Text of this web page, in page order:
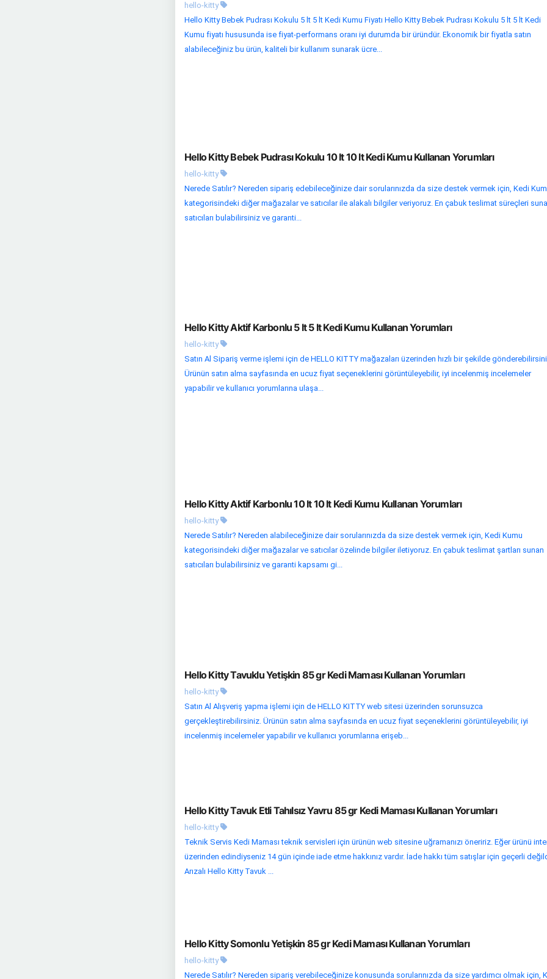
hello-kitty
Hello Kitty Bebek Pudrası Kokulu 5 lt 5 lt Kedi Kumu Fiyatı Hello Kitty Bebek Pudrası Kokulu 5 lt 5 lt Kedi
Kumu fiyatı hususunda ise fiyat-performans oranı iyi durumda bir üründür. Ekonomik bir fiyatla satın
alabileceğiniz bu ürün, kaliteli bir kullanım sunarak ücre...
Hello Kitty Bebek Pudrası Kokulu 10 lt 10 lt Kedi Kumu Kullanan Yorumları
hello-kitty
Nerede Satılır? Nereden sipariş edebileceğinize dair sorularınızda da size destek vermek için, Kedi
kategorisindeki diğer mağazalar ve satıcılar ile alakalı bilgiler veriyoruz. En çabuk teslimat süreçleri
satıcıları bulabilirsiniz ve garanti...
Hello Kitty Aktif Karbonlu 5 lt 5 lt Kedi Kumu Kullanan Yorumları
hello-kitty
Satın Al Sipariş verme işlemi için de HELLO KITTY mağazaları üzerinden hızlı bir şekilde
Ürünün satın alma sayfasında en ucuz fiyat seçeneklerini görüntüleyebilir, iyi incelenmiş incelemeler
yapabilir ve kullanıcı yorumlarına ulaşa...
Hello Kitty Aktif Karbonlu 10 lt 10 lt Kedi Kumu Kullanan Yorumları
hello-kitty
Nerede Satılır? Nereden alabileceğinize dair sorularınızda da size destek vermek için, Kedi Kumu
kategorisindeki diğer mağazalar ve satıcılar özelinde bilgiler iletiyoruz. En çabuk teslimat şartları sunan
satıcıları bulabilirsiniz ve garanti kapsamı gi...
Hello Kitty Tavuklu Yetişkin 85 gr Kedi Maması Kullanan Yorumları
hello-kitty
Satın Al Alışveriş yapma işlemi için de HELLO KITTY web sitesi üzerinden sorunsuzca
gerçekleştirebilirsiniz. Ürünün satın alma sayfasında en ucuz fiyat seçeneklerini görüntüleyebilir, iyi
incelenmiş incelemeler yapabilir ve kullanıcı yorumlarına erişeb...
Hello Kitty Tavuk Etli Tahılsız Yavru 85 gr Kedi Maması Kullanan Yorumları
hello-kitty
Teknik Servis Kedi Maması teknik servisleri için ürünün web sitesine uğramanızı öneririz. Eğer ürünü
üzerinden edindiyseniz 14 gün içinde iade etme hakkınız vardır. İade hakkı tüm satışlar için geçerli
Arızalı Hello Kitty Tavuk ...
Hello Kitty Somonlu Yetişkin 85 gr Kedi Maması Kullanan Yorumları
hello-kitty
Nerede Satılır? Nereden sipariş verebileceğinize konusunda sorularınızda da size yardımcı olmak için,